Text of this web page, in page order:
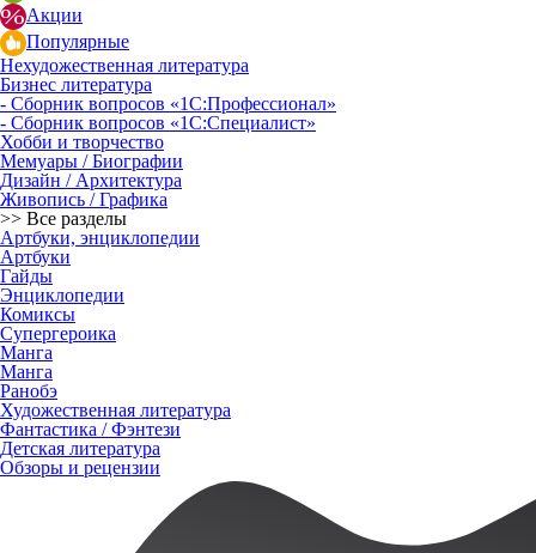
Акции
Популярные
Нехудожественная литература
Бизнес литература
- Сборник вопросов «1С:Профессионал»
- Сборник вопросов «1С:Специалист»
Хобби и творчество
Мемуары / Биографии
Дизайн / Архитектура
Живопись / Графика
>> Все разделы
Артбуки, энциклопедии
Артбуки
Гайды
Энциклопедии
Комиксы
Супергероика
Манга
Манга
Ранобэ
Художественная литература
Фантастика / Фэнтези
Детская литература
Обзоры и рецензии